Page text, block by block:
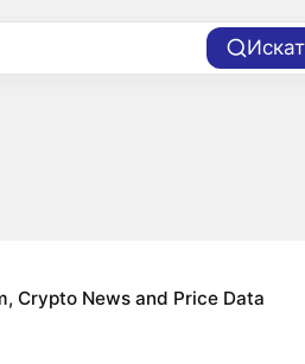
Crypto News and Price Data